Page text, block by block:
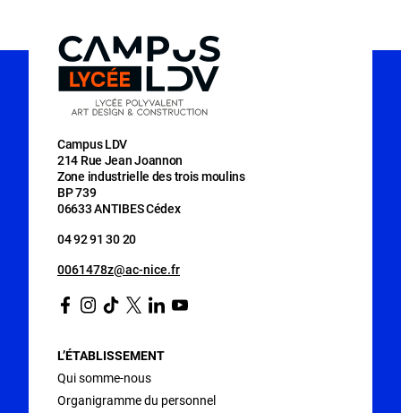
Campus LDV
214 Rue Jean Joannon
Zone industrielle des trois moulins
BP 739
06633 ANTIBES Cédex
04 92 91 30 20
0061478z@ac-nice.fr
Facebook
Instagram
TiktokTwitter
LinkedinYoutube
L’ÉTABLISSEMENT
Qui somme-nous
Organigramme du personnel